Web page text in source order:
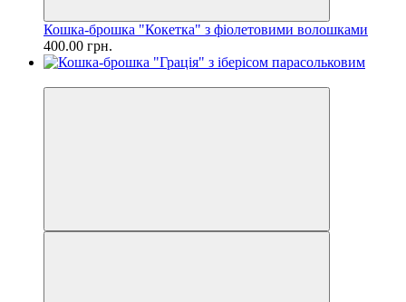
Кошка-брошка "Кокетка" з фіолетовими волошками
400.00 грн.